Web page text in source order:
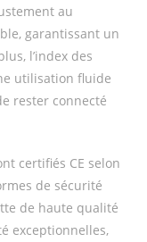
au
garantissant un
l’index des
utilisation fluide
rester connecté
certifiés CE selon
de sécurité
de haute qualité
exceptionnelles,